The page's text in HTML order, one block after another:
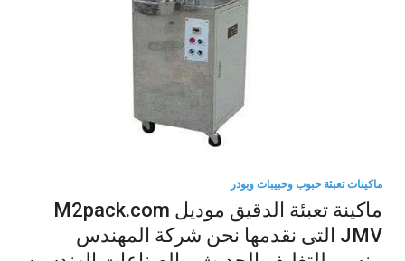
ماكينات تعبئة حبوب وحبيبات وبودر
ماكينة تعبئة الدقيق موديل M2pack.com
JMV التى نقدمها نحن شركة المهندس